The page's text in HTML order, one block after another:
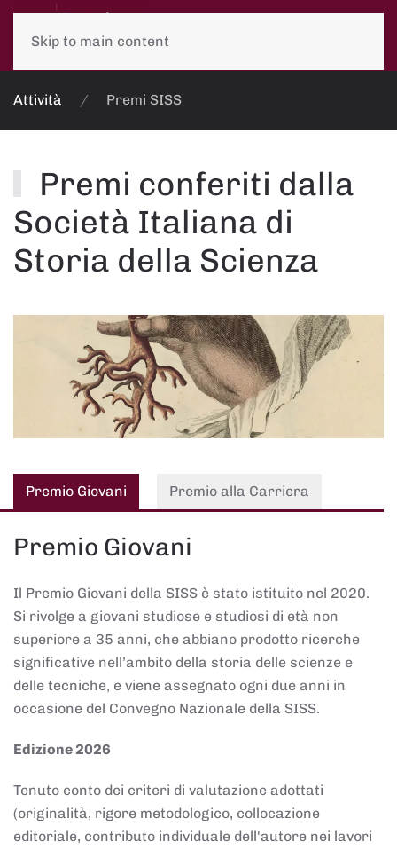
Skip to main content
Attività Premi SISS
Premi conferiti dalla
Società Italiana di
Storia della Scienza
Premio Giovani Premio alla Carriera
Premio Giovani
Il Premio Giovani della SISS è stato istituito nel 2020.
Si rivolge a giovani studiose e studiosi di età non
superiore a 35 anni, che abbiano prodotto ricerche
significative nell’ambito della storia delle scienze e
delle tecniche, e viene assegnato ogni due anni in
occasione del Convegno Nazionale della SISS.
Edizione 2026
Tenuto conto dei criteri di valutazione adottati
(originalità, rigore metodologico, collocazione
editoriale, contributo individuale dell'autore nei lavori